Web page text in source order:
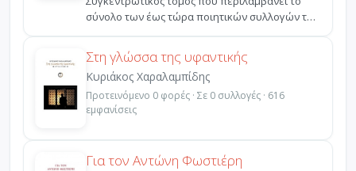
σύνολο των έως τώρα ποιητικών συλλογών του
βραβευμένου Κύπρ...
Στη γλώσσα της υφαντικής
Κυριάκος Χαραλαμπίδης
Προτεινόμενο 0 φορές · Σε 0 συλλογές · 616
εμφανίσεις
Για τον Αντώνη Φωστιέρη